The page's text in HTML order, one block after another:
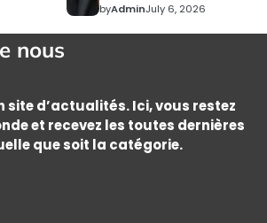
byAdminJuly 6, 2026
nous
site d’actualités. Ici, vous restez
et recevez les toutes dernières
que soit la catégorie.